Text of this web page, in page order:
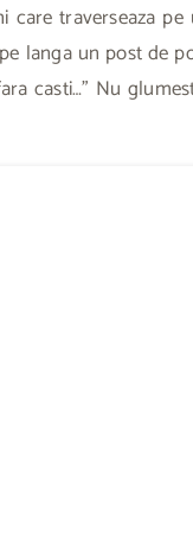
traverseaza
langa un post de
casti…” Nu